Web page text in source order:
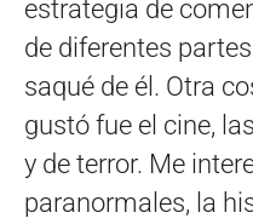
estrategia de
de diferentes
saqué de él. Otra
gustó fue el cine,
y de terror. Me
paranormales, la